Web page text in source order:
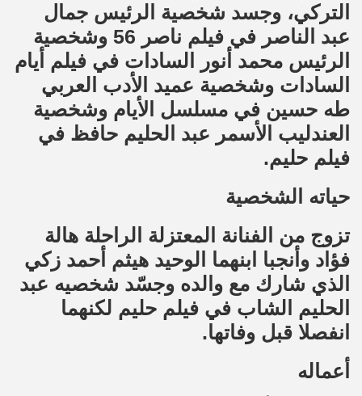
التركي، وجسد شخصية الرئيس جمال
عبد الناصر في فيلم ناصر 56 وشخصية
الرئيس محمد أنور السادات في فيلم أيام
السادات وشخصية عميد الأدب العربي
طه حسين في مسلسل الأيام وشخصية
العندليب الأسمر عبد الحليم حافظ في
فيلم حليم.
حياته الشخصية
تزوج من الفنانة المعتزلة الراحلة هالة
فؤاد وأنجبا ابنهما الوحيد هيثم أحمد زكي
الذي شارك مع والده وجسّد شخصيه عبد
الحليم الشاب في فيلم حليم لكنهما
انفصلا قبل وفاتها.
أعماله